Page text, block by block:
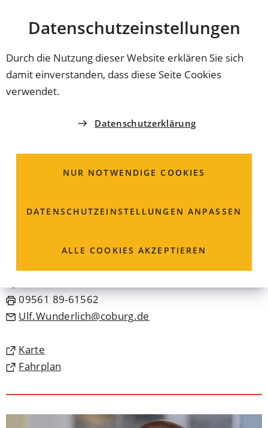
Datenschutz­einstellungen
Durch die Nutzung dieser Website erklären Sie sich
damit einverstanden, dass diese Seite Cookies
verwendet.
Datenschutzerklärung
NUR NOTWENDIGE COOKIES
DATENSCHUTZ­EINSTELLUNGEN ANPASSEN
ALLE COOKIES AKZEPTIEREN
INHALT ANSPRINGEN
Coburg
AMT FÜR JUGEND UND FAMILIE
Bezirk 1
Steingasse 18
09561 89-61562
Ulf.Wunderlich
coburg de
Karte
(Öffnet
in
neuen
Tab)
Fahrplan
(Öffnet
einem
neuen